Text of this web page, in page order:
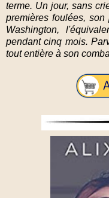
terme. Un jour, sans
premières foulées,
Washington,
pendant cinq mois.
tout entière à son